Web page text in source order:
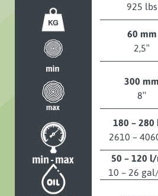
925 lbs
60 mm
2,5″
300 mm
8″
180 – 280
2610 –
50 – 120
10 – 26